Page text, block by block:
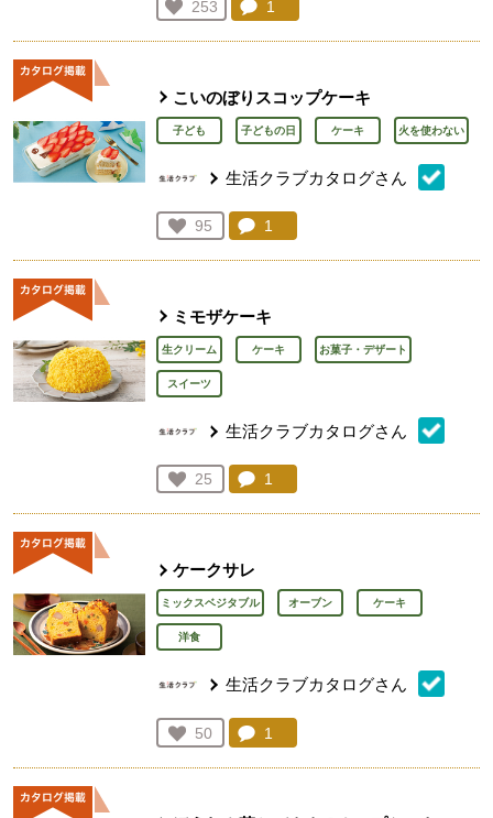
お気に入り登録：
253
人が登録
コメント：
1
こいのぼりスコップケーキ
子ども 子どもの日 ケーキ 火を使わない
生活クラブカタログさん
お気に入り登録：
95
人が登録
コメント：
1
ミモザケーキ
生クリーム ケーキ お菓子・デザート
スイーツ
生活クラブカタログさん
お気に入り登録：
25
人が登録
コメント：
1
ケークサレ
ミックスベジタブル オーブン ケーキ
洋食
生活クラブカタログさん
お気に入り登録：
50
人が登録
コメント：
1